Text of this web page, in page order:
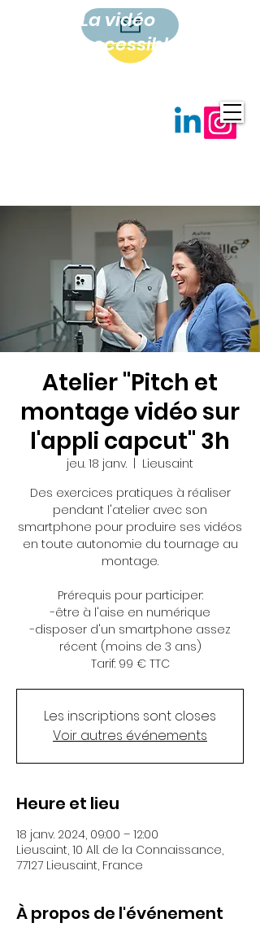
La vidéo
accessible
à tous
Atelier "Pitch et
montage vidéo sur
l'appli capcut" 3h
jeu. 18 janv.
Lieusaint
Des exercices pratiques à réaliser
pendant l'atelier avec son
smartphone pour produire ses vidéos
en toute autonomie du tournage au
montage.
Prérequis pour participer:
-être à l'aise en numérique
-disposer d'un smartphone assez
récent (moins de 3 ans)
Tarif: 99 € TTC
Les inscriptions sont closes
Voir autres événements
Heure et lieu
18 janv. 2024, 09:00 – 12:00
Lieusaint, 10 All. de la Connaissance,
77127 Lieusaint, France
À propos de l'événement